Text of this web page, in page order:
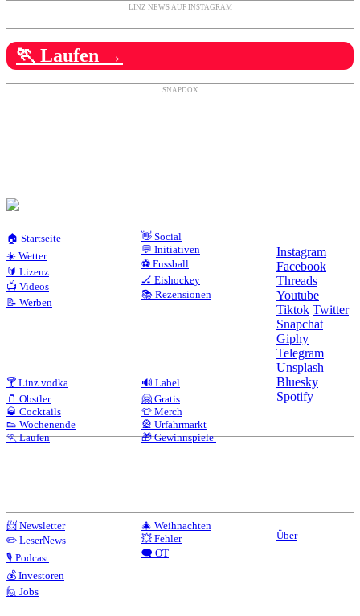
LINZ NEWS AUF INSTAGRAM
🏃 Laufen →
SNAPDOX
🏠 Startseite
☀️ Wetter
🔰 Lizenz
📺 Videos
📝 Werben
👋 Social
💬 Initiativen
⚽ Fussball
🏒 Eishockey
📚 Rezensionen
🍸 Linz.vodka
🫙 Obstler
🥃 Cocktails
👟 Wochenende
🏃 Laufen
🔊 Label
🤗 Gratis
👕 Merch
🎡 Urfahrmarkt
🎁 Gewinnspiele
📨 Newsletter
✏️ LeserNews
🎙️ Podcast
💰 Investoren
🙋 Jobs
🎄 Weihnachten
💥 Fehler
🗨️ OT
Instagram
Facebook
Threads
Youtube
Tiktok Twitter
Snapchat
Giphy
Telegram
Unsplash
Bluesky
Spotify
Über